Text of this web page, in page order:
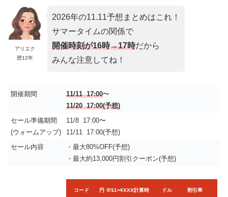
アリエク
歴12年
2026年の11.11予想まとめはこれ！
サマータイムの関係で
開催時刻が16時→17時だから
みんな注意してね！
開催期間 11/11 17:00〜
11/20 17:00(予想)
セール準備期間
(ウォームアップ)
11/8 17:00〜
11/11 17:00(予想)
セール内容
・最大80%OFF(予想)
・最大約13,000円割引クーポン(予想)
コード 円 ※$1=¥XXX計算時 ドル 割引率